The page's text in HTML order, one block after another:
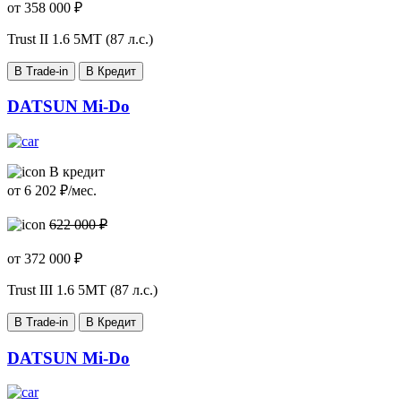
от 358 000 ₽
Trust II 1.6 5МТ (87 л.с.)
В Trade-in В Кредит
DATSUN Mi-Do
В кредит
от 6 202 ₽/мес.
622 000 ₽
от 372 000 ₽
Trust III 1.6 5МТ (87 л.с.)
В Trade-in В Кредит
DATSUN Mi-Do